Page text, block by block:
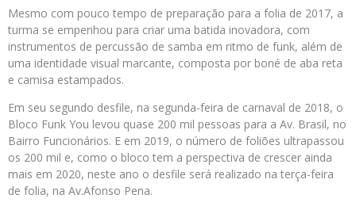
Mesmo com pouco tempo de preparação para a folia de 2017, a
turma se empenhou para criar uma batida inovadora, com
instrumentos de percussão de samba em ritmo de funk, além de
uma identidade visual marcante, composta por boné de aba reta
e camisa estampados.
Em seu segundo desfile, na segunda-feira de carnaval de 2018, o
Bloco Funk You levou quase 200 mil pessoas para a Av. Brasil, no
Bairro Funcionários. E em 2019, o número de foliões ultrapassou
os 200 mil e, como o bloco tem a perspectiva de crescer ainda
mais em 2020, neste ano o desfile será realizado na terça-feira
de folia, na Av.Afonso Pena.